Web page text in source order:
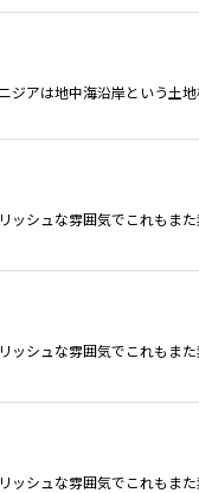
アは地中海沿岸という土
シュな雰囲気でこれもま
シュな雰囲気でこれもま
シュな雰囲気でこれもま